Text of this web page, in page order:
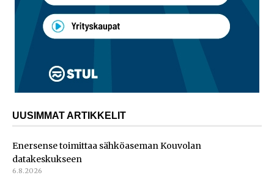
UUSIMMAT ARTIKKELIT
Enersense toimittaa sähköaseman Kouvolan
datakeskukseen
6.8.2026